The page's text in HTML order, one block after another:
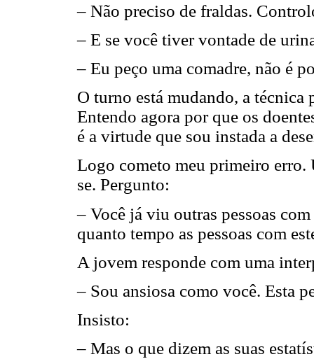
– Não preciso de fraldas.
– E se você tiver vontade de
– Eu peço uma comadre, não é
O turno está mudando, a técnica
Entendo agora por que os
é a virtude que sou instada a
Logo cometo meu primeiro erro.
se. Pergunto:
– Você já viu outras pessoas
quanto tempo as pessoas com
A jovem responde com uma
– Sou ansiosa como você. Esta
Insisto:
– Mas o que dizem as suas